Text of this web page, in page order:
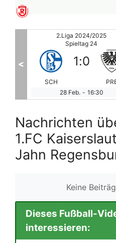
2.Liga 2024/2025
Spieltag 24
NUR
1:2
1 März - 11:00
<
Nachrichten
1.FC
Jahn
Keine
Dieses Fußball-
interessieren: